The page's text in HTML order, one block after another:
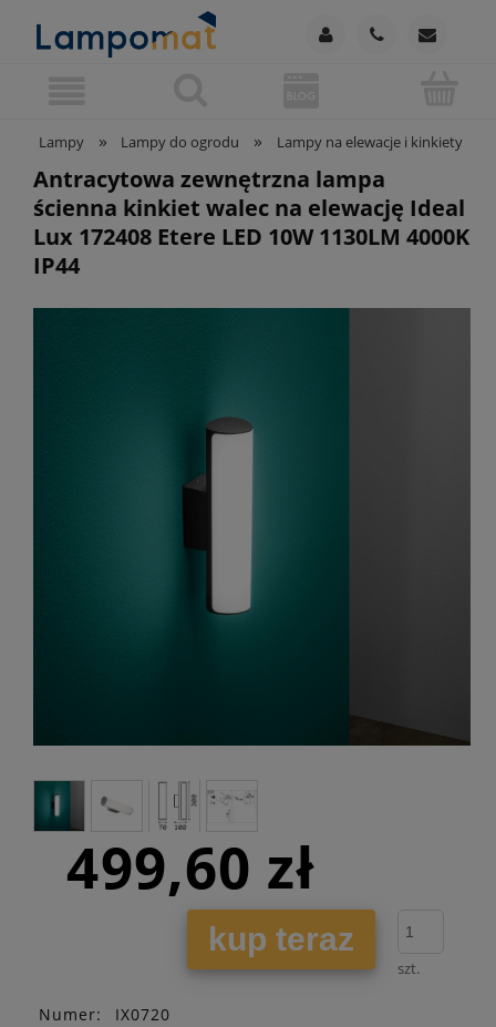
Lampy » Lampy do ogrodu » Lampy na elewacje i kinkiety
Antracytowa zewnętrzna lampa
ścienna kinkiet walec na elewację Ideal
Lux 172408 Etere LED 10W 1130LM 4000K
IP44
499,60 zł
kup teraz
szt.
Numer:
IX0720